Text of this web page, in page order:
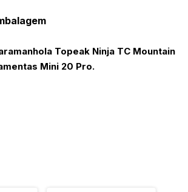
Topeak Ninja TC Mountain
Mini 20 Pro.